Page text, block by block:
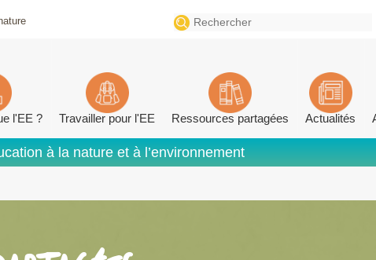
Search
for:
l'EE ? Travailler pour l'EE Ressources partagées Actualités
à la nature et à l’environnement